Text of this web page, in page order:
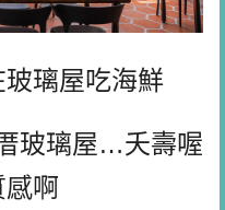
璃屋吃海鮮
玻璃屋…夭壽喔
感啊